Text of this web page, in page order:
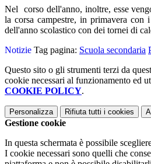
Nel corso dell'anno, inoltre, esse
la corsa campestre, in primavera
dell'anno scolastico con dei tornei di
Notizie Tag pagina: Scuola secondaria
Questo sito o gli strumenti terzi da
cookie necessari al funzionamento ed
COOKIE POLICY.
Personalizza Rifiuta tutti i cookies
Gestione cookie
In questa schermata è possibile
I cookie necessari sono quelli che